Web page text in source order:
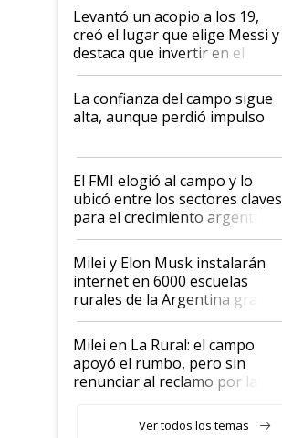
Levantó un acopio a los 19,
creó el lugar que elige Messi y
destaca que invertir en el
kirchnerismo era como "darle
plata a un hijo para droga":
Juan Félix Rossetti, el libertario
que de una dura crisis salió
de Milei
La confianza del campo sigue
alta, aunque perdió impulso
El FMI elogió al campo y lo
ubicó entre los sectores claves
para el crecimiento argentino
Milei y Elon Musk instalarán
internet en 6000 escuelas
rurales de la Argentina gracias
a un acuerdo con Starlink
Milei en La Rural: el campo
apoyó el rumbo, pero sin
renunciar al reclamo por las
Ver todos los temas